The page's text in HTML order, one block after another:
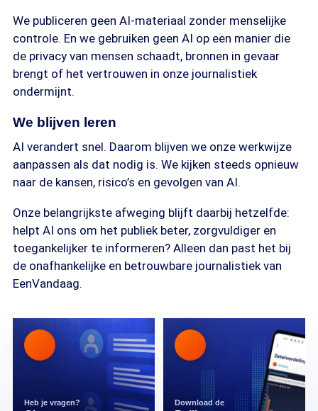
We publiceren geen AI-materiaal zonder menselijke
controle. En we gebruiken geen AI op een manier die
de privacy van mensen schaadt, bronnen in gevaar
brengt of het vertrouwen in onze journalistiek
ondermijnt.
We blijven leren
AI verandert snel. Daarom blijven we onze werkwijze
aanpassen als dat nodig is. We kijken steeds opnieuw
naar de kansen, risico’s en gevolgen van AI.
Onze belangrijkste afweging blijft daarbij hetzelfde:
helpt AI ons om het publiek beter, zorgvuldiger en
toegankelijker te informeren? Alleen dan past het bij
de onafhankelijke en betrouwbare journalistiek van
EenVandaag.
Heb je vragen? Download de